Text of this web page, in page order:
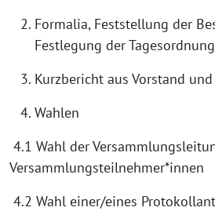
Formalia, Feststellung der
Festlegung der Tagesordnung
Kurzbericht aus Vorstand
Wahlen
4.1 Wahl der
Versammlungsteilnehmer*innen
4.2 Wahl einer/eines